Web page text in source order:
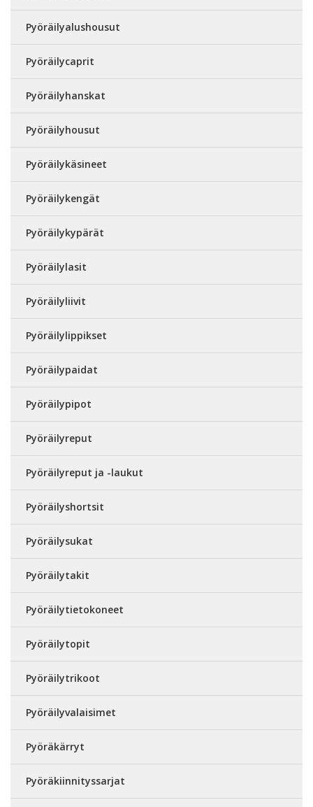
Pyöräilyalushousut
Pyöräilycaprit
Pyöräilyhanskat
Pyöräilyhousut
Pyöräilykäsineet
Pyöräilykengät
Pyöräilykypärät
Pyöräilylasit
Pyöräilyliivit
Pyöräilylippikset
Pyöräilypaidat
Pyöräilypipot
Pyöräilyreput
Pyöräilyreput ja -laukut
Pyöräilyshortsit
Pyöräilysukat
Pyöräilytakit
Pyöräilytietokoneet
Pyöräilytopit
Pyöräilytrikoot
Pyöräilyvalaisimet
Pyöräkärryt
Pyöräkiinnityssarjat